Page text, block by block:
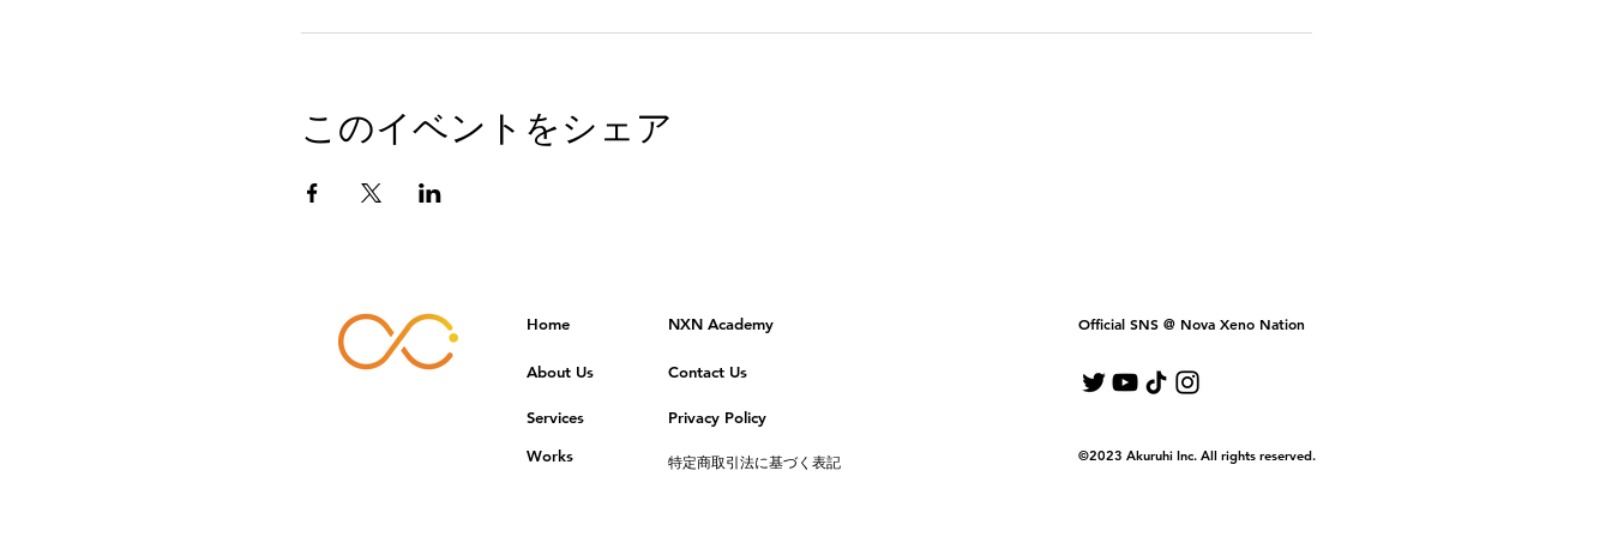
このイベントをシェア
Home
About Us
Services
Works
NXN Academy
Contact Us
Privacy Policy
特定商取引法に基づく表記
Official SNS @ Nova Xeno Nation
©2023 Akuruhi Inc. All rights reserved.